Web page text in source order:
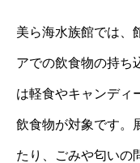
美ら海水族館では、
アでの飲食物の持ち
は軽食やキャンディ
飲食物が対象です。
たり、ごみや匂いの